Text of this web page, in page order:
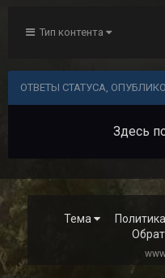
Тип контента
ОТВЕТЫ СТАТУСА,
Здесь
Тема